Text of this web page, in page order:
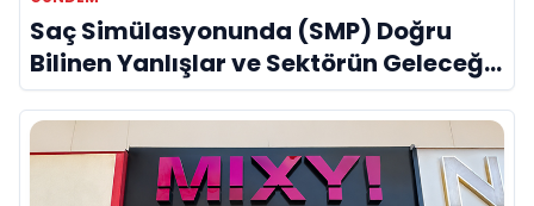
Saç Simülasyonunda (SMP) Doğru
Bilinen Yanlışlar ve Sektörün Geleceği:
Onur Akdeniz ile Özel Röportaj